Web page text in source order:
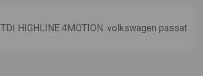
HIGHLINE 4MOTION. volkswagen passat